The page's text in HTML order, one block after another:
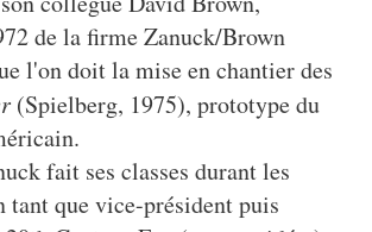
de la firme Zanuck/Brown
l'on doit la mise en chantier des
(Spielberg, 1975), prototype du
fait ses classes durant les
tant que vice-président puis